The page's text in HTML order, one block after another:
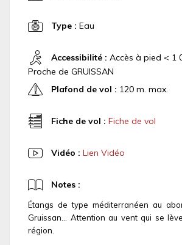
Type : Eau
Accessibilité : Accès à pied < 1
Proche de GRUISSAN
Plafond de vol : 120 m. max.
Fiche de vol : Fiche de vol
Vidéo : Lien Vidéo
Notes :
Étangs de type méditerranéen au
Gruissan... Attention au vent qui se
région.